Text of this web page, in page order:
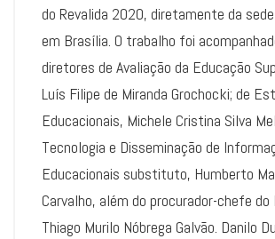
do Revalida 2020, diretamente da
em Brasília. O trabalho foi
diretores de Avaliação da Educação
Luís Filipe de Miranda Grochocki; de
Educacionais, Michele Cristina Silva
Tecnologia e Disseminação de
Educacionais substituto, Humberto
Carvalho, além do procurador-chefe
Thiago Murilo Nóbrega Galvão. Danilo